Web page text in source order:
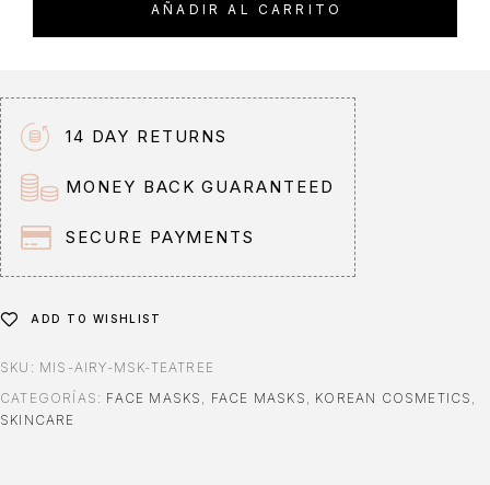
AÑADIR AL CARRITO
a
t
i
v
e
:
14 DAY RETURNS
MONEY BACK GUARANTEED
SECURE PAYMENTS
ADD TO WISHLIST
SKU: MIS-AIRY-MSK-TEATREE
CATEGORÍAS: FACE MASKS , FACE MASKS , KOREAN COSMETICS ,
SKINCARE